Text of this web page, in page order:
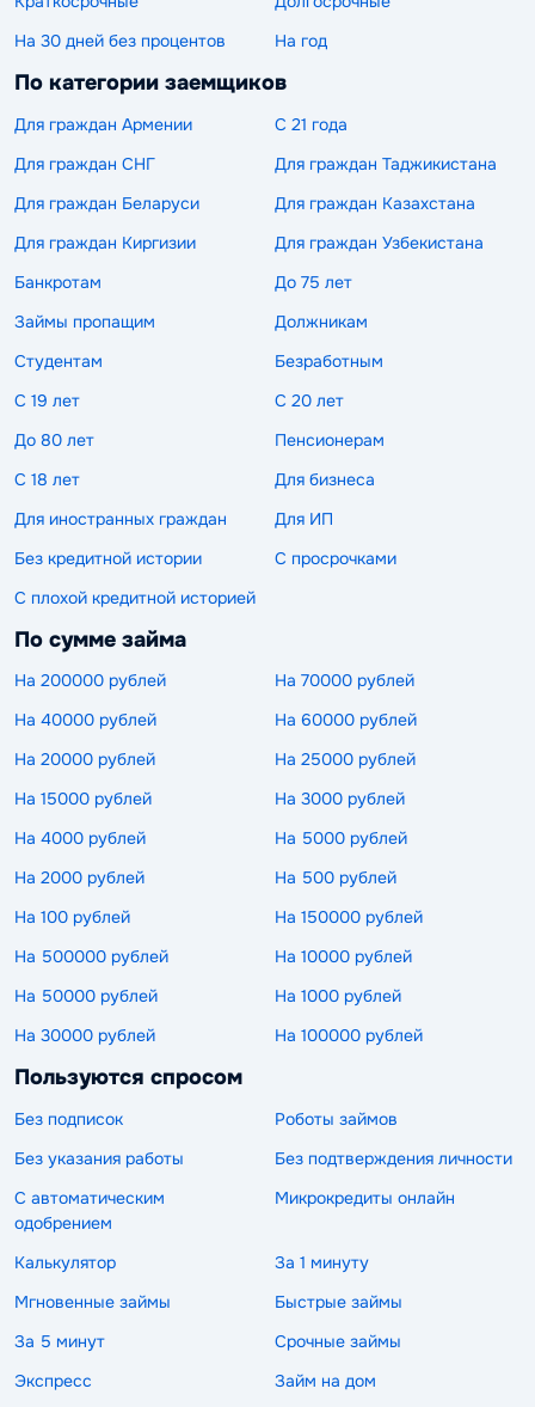
На 30 дней без процентов
На год
По категории заемщиков
Для граждан Армении
С 21 года
Для граждан СНГ
Для граждан Таджикистана
Для граждан Беларуси
Для граждан Казахстана
Для граждан Киргизии
Для граждан Узбекистана
Банкротам
До 75 лет
Займы пропащим
Должникам
Студентам
Безработным
С 19 лет
С 20 лет
До 80 лет
Пенсионерам
С 18 лет
Для бизнеса
Для иностранных граждан
Для ИП
Без кредитной истории
С просрочками
С плохой кредитной историей
По сумме займа
На 200000 рублей
На 70000 рублей
На 40000 рублей
На 60000 рублей
На 20000 рублей
На 25000 рублей
На 15000 рублей
На 3000 рублей
На 4000 рублей
На 5000 рублей
На 2000 рублей
На 500 рублей
На 100 рублей
На 150000 рублей
На 500000 рублей
На 10000 рублей
На 50000 рублей
На 1000 рублей
На 30000 рублей
На 100000 рублей
Пользуются спросом
Без подписок
Роботы займов
Без указания работы
Без подтверждения личности
С автоматическим
одобрением
Микрокредиты онлайн
Калькулятор
За 1 минуту
Мгновенные займы
Быстрые займы
За 5 минут
Срочные займы
Экспресс
Займ на дом